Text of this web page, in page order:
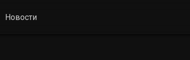
Новости